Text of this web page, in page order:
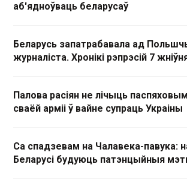
аб'ядноўваць беларусаў
Беларусь запатрабавала ад
журналіста. Хронікі рэпрэсій 7
Палова расіян не лічыць
сваёй арміі ў вайне супраць Украіны
Са спадзевам на Чалавека-павука:
Беларусі будуюць патэнцыйныя